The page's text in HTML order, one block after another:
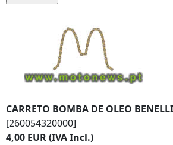
CARRETO BOMBA DE OLEO
[260054320000]
4,00 EUR (IVA Incl.)